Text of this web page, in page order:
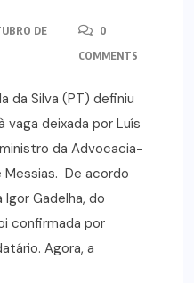
DE
0
COMMENTS
da Silva (PT) definiu
vaga deixada por Luís
da Advocacia-
Messias. De acordo
Gadelha, do
confirmada por
Agora, a